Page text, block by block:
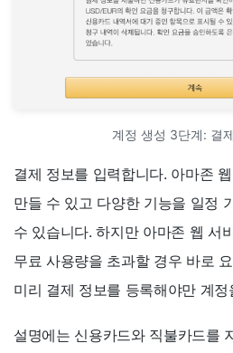
계정 생성 3단계: 결
결제 정보를 입력합니다. 아마존
만들 수 있고 다양한 기능을 일정
수 있습니다. 하지만 아마존 웹 서
무료 사용량을 초과할 경우 바로
미리 결제 정보를 등록해야만 계
설명에는 신용카드와 직불카드를